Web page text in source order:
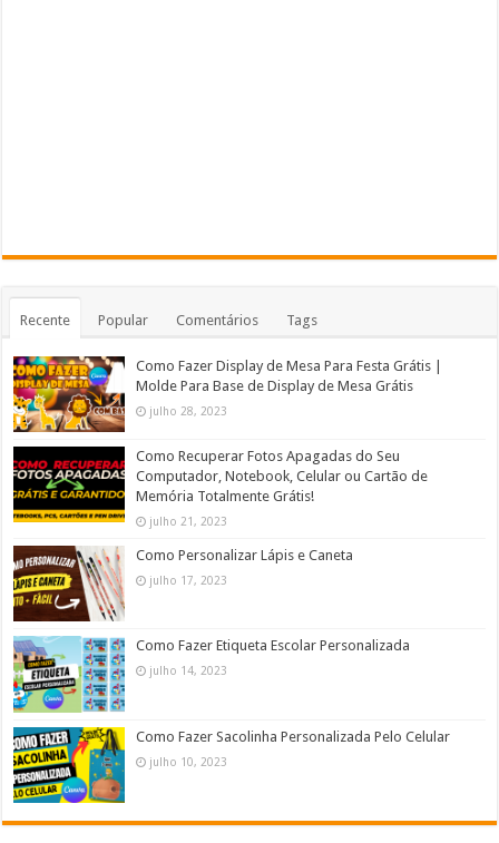
Recente Popular Comentários Tags
Como Fazer Display de Mesa Para Festa Grátis |
Molde Para Base de Display de Mesa Grátis
julho 28, 2023
Como Recuperar Fotos Apagadas do Seu
Computador, Notebook, Celular ou Cartão de
Memória Totalmente Grátis!
julho 21, 2023
Como Personalizar Lápis e Caneta
julho 17, 2023
Como Fazer Etiqueta Escolar Personalizada
julho 14, 2023
Como Fazer Sacolinha Personalizada Pelo Celular
julho 10, 2023